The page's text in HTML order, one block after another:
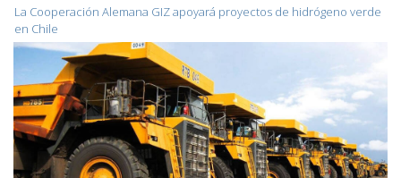
La Cooperación Alemana GIZ apoyará proyectos de hidrógeno verde
en Chile